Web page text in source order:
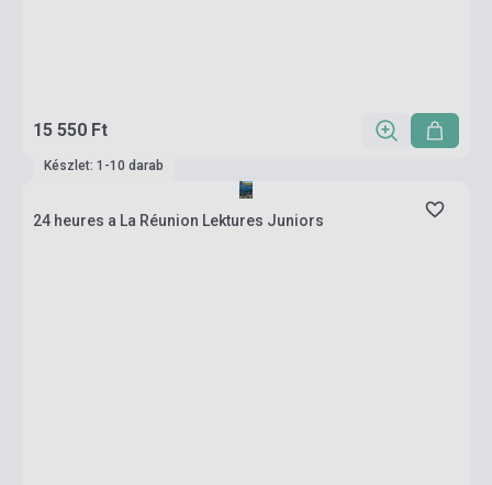
15 550 Ft
Készlet: 1-10 darab
24 heures a La Réunion Lektures Juniors